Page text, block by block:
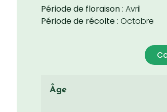
Période de floraison : Avril
Période de récolte : Octobre
Âge